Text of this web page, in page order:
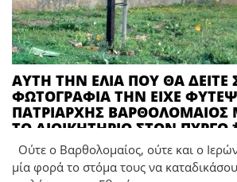
ΑΥΤΗ ΤΗΝ ΕΛΙΑ ΠΟΥ ΘΑ ΔΕΙΤΕ
ΦΩΤΟΓΡΑΦΙΑ ΤΗΝ ΕΙΧΕ
ΠΑΤΡΙΑΡΧΗΣ
ΤΟ ΔΙΟΙΚΗΤΗΡΙΟ ΣΤΟΝ ΠΥΡΓΟ
ΥΠΟΚΡΙΣΙΑ ΕΧΟΥΝ ΑΥΤΟΙ ΟΙ
ΜΟΥΓΚΑ ΤΟ ΣΤΟΜΑ ΤΟΥ
ΤΑ ΤΕΡΑΣΤΙΑ ΕΓΚΛΗΜΑΤΑ ΤΩΝ
Ούτε ο Βαρθολομαίος, ούτε και ο
μία φορά το στόμα τους να